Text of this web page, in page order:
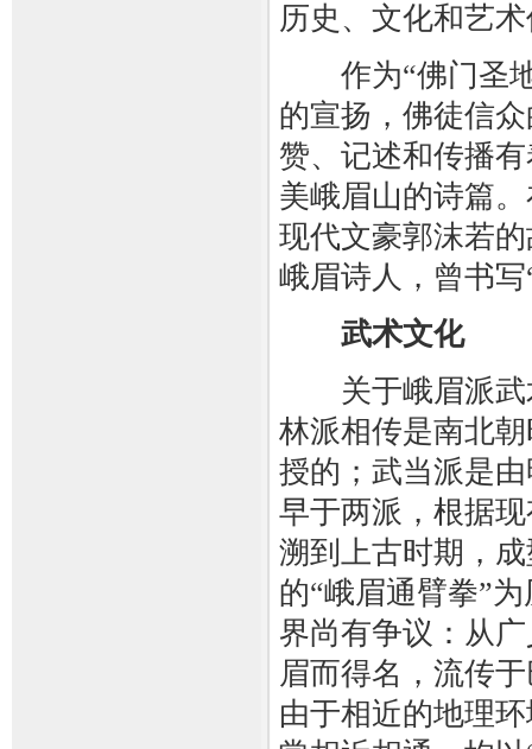
历史、文化和艺
作为“佛门圣地
的宣扬，佛徒信
赞、记述和传播
美峨眉山的诗篇
现代文豪郭沫若
峨眉诗人，曾书
武术文化
关于峨眉派武
林派相传是南北
授的；武当派是
早于两派，根据
溯到上古时期，
的“峨眉通臂拳”
界尚有争议：从
眉而得名，流传
由于相近的地理